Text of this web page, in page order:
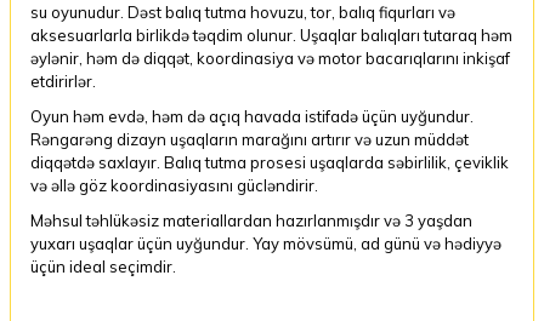
su oyunudur. Dəst balıq tutma hovuzu, tor, balıq fiqurları və
aksesuarlarla birlikdə təqdim olunur. Uşaqlar balıqları tutaraq həm
əylənir, həm də diqqət, koordinasiya və motor bacarıqlarını inkişaf
etdirirlər.
Oyun həm evdə, həm də açıq havada istifadə üçün uyğundur.
Rəngarəng dizayn uşaqların marağını artırır və uzun müddət
diqqətdə saxlayır. Balıq tutma prosesi uşaqlarda səbirlilik, çeviklik
və əllə göz koordinasiyasını gücləndirir.
Məhsul təhlükəsiz materiallardan hazırlanmışdır və 3 yaşdan
yuxarı uşaqlar üçün uyğundur. Yay mövsümü, ad günü və hədiyyə
üçün ideal seçimdir.